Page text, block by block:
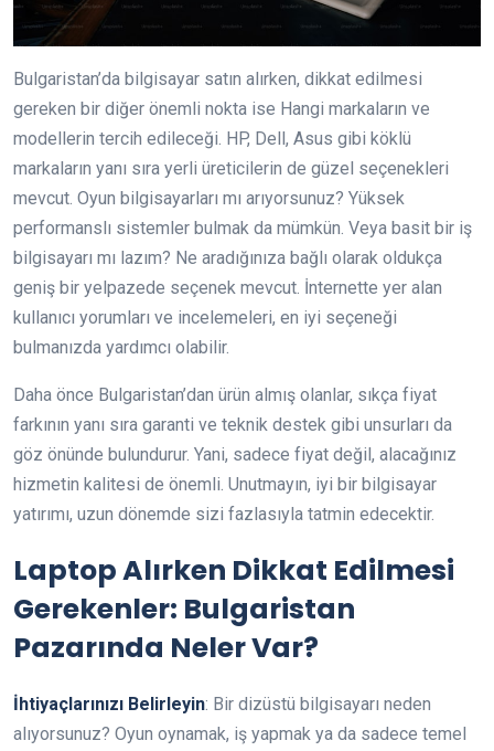
Bulgaristan’da bilgisayar satın alırken, dikkat edilmesi
gereken bir diğer önemli nokta ise Hangi markaların ve
modellerin tercih edileceği. HP, Dell, Asus gibi köklü
markaların yanı sıra yerli üreticilerin de güzel seçenekleri
mevcut. Oyun bilgisayarları mı arıyorsunuz? Yüksek
performanslı sistemler bulmak da mümkün. Veya basit bir iş
bilgisayarı mı lazım? Ne aradığınıza bağlı olarak oldukça
geniş bir yelpazede seçenek mevcut. İnternette yer alan
kullanıcı yorumları ve incelemeleri, en iyi seçeneği
bulmanızda yardımcı olabilir.
Daha önce Bulgaristan’dan ürün almış olanlar, sıkça fiyat
farkının yanı sıra garanti ve teknik destek gibi unsurları da
göz önünde bulundurur. Yani, sadece fiyat değil, alacağınız
hizmetin kalitesi de önemli. Unutmayın, iyi bir bilgisayar
yatırımı, uzun dönemde sizi fazlasıyla tatmin edecektir.
Laptop Alırken Dikkat Edilmesi
Gerekenler: Bulgaristan
Pazarında Neler Var?
İhtiyaçlarınızı Belirleyin: Bir dizüstü bilgisayarı neden
alıyorsunuz? Oyun oynamak, iş yapmak ya da sadece temel